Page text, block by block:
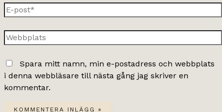
E-
post*
Webbplats
Spara mitt namn, min e-postadress och webbplats
i denna webbläsare till nästa gång jag skriver en
kommentar.